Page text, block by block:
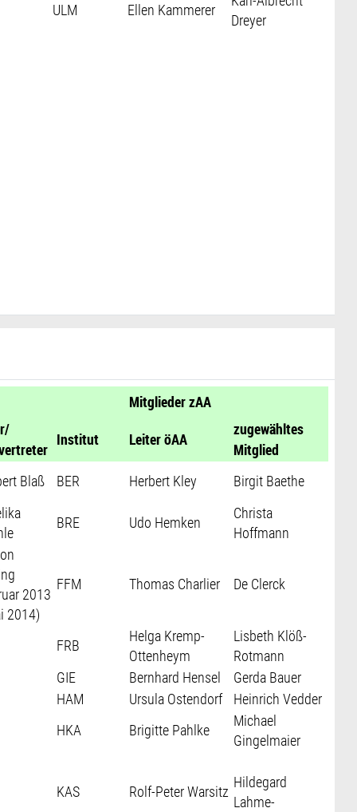
ULM Ellen Kammerer
Dreyer
Mitglieder zAA
Institut Leiter öAA
zugewähltes
Mitglied
Blaß BER Herbert Kley Birgit Baethe
BRE Udo Hemken
Christa
Hoffmann
2013
2014)
FFM Thomas Charlier De Clerck
FRB
Helga Kremp-
Ottenheym
Lisbeth Klöß-
Rotmann
GIE Bernhard Hensel
Gerda Bauer
HAM Ursula Ostendorf
Heinrich Vedder
HKA Brigitte Pahlke
Michael
Gingelmaier
KAS Rolf-Peter Warsitz
Hildegard
Lahme-